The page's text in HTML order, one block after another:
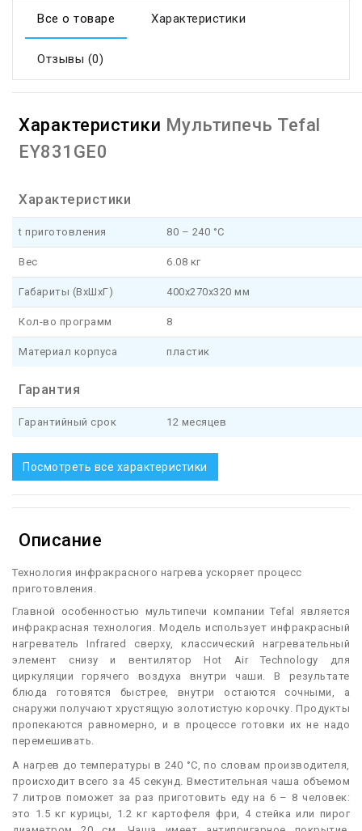
Все о товаре Характеристики
Отзывы (0)
Характеристики Мультипечь Tefal
EY831GE0
Характеристики
t приготовления 80 – 240 °С
Вес 6.08 кг
Габариты (ВхШхГ) 400х270х320 мм
Кол-во программ 8
Материал корпуса пластик
Гарантия
Гарантийный срок 12 месяцев
Посмотреть все характеристики
Описание
Технология инфракрасного нагрева ускоряет процесс
приготовления.
Главной особенностью мультипечи компании Tefal является
инфракрасная технология. Модель использует инфракрасный
нагреватель Infrared сверху, классический нагревательный
элемент снизу и вентилятор Hot Air Тесhnology для
циркуляции горячего воздуха внутри чаши. В результате
блюда готовятся быстрее, внутри остаются сочными, а
снаружи получают хрустящую золотистую корочку. Продукты
пропекаются равномерно, и в процессе готовки их не надо
перемешивать.
А нагрев до температуры в 240 °C, по словам производителя,
происходит всего за 45 секунд. Вместительная чаша объемом
7 литров поможет за раз приготовить еду на 6 – 8 человек:
это 1.5 кг курицы, 1.2 кг картофеля фри, 4 стейка или пирог